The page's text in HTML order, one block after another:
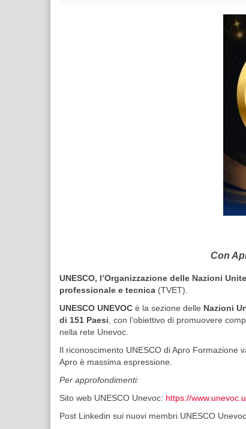
Con
UNESCO, l’Organizzazione delle Nazioni
professionale e tecnica (TVET).
UNESCO UNEVOC è la sezione delle Nazioni
di 151 Paesi, con l’obiettivo di promuovere
nella rete Unevoc.
Il riconoscimento UNESCO di Apro
Apro è massima espressione.
Per approfondimenti:
Sito web UNESCO Unevoc: https://
Post Linkedin sui nuovi membri UNESCO